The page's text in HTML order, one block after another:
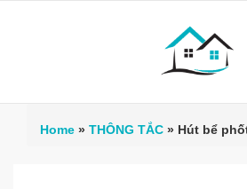
Home » THÔNG TẮC » Hút bể